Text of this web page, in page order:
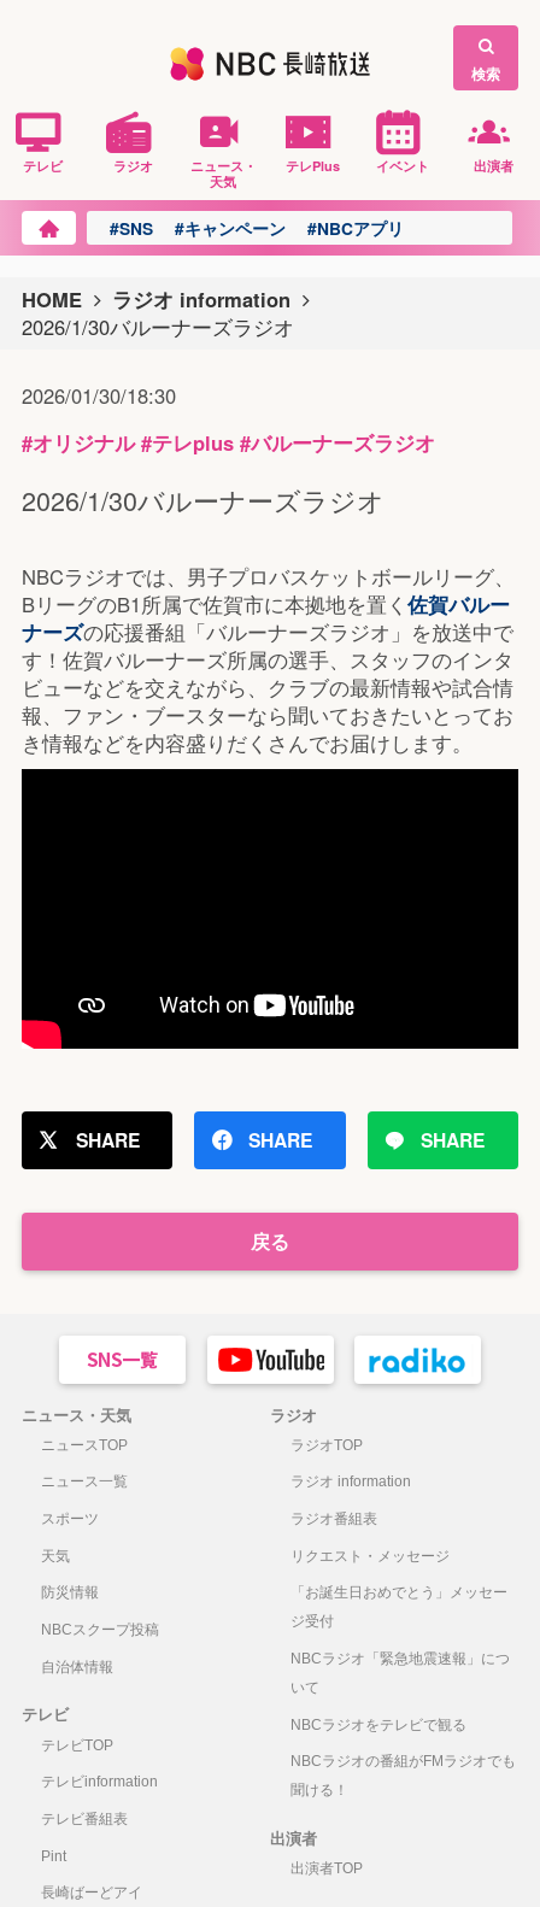
検索
テレビ ラジオ
ニュース・
天気
テレPlus イベント 出演者
#SNS #キャンペーン #NBCアプリ
HOME
ラジオ information
2026/1/30バルーナーズラジオ
2026/01/30/18:30
#オリジナル #テレplus #バルーナーズラジオ
2026/1/30バルーナーズラジオ
NBCラジオでは、男子プロバスケットボールリーグ、
BリーグのB1所属で佐賀市に本拠地を置く 佐賀バルー
ナーズの応援番組「バルーナーズラジオ」を放送中で
す！佐賀バルーナーズ所属の選手、スタッフのインタ
ビューなどを交えながら、クラブの最新情報や試合情
報、ファン・ブースターなら聞いておきたいとってお
き情報などを内容盛りだくさんでお届けします。
SHARE SHARE SHARE
戻る
ニュース・天気
ニュースTOP
ニュース一覧
スポーツ
天気
防災情報
NBCスクープ投稿
自治体情報
テレビ
テレビTOP
テレビinformation
テレビ番組表
Pint
長崎ばーどアイ
ラジオ
ラジオTOP
ラジオ information
ラジオ番組表
リクエスト・メッセージ
「お誕生日おめでとう」メッセー
ジ受付
NBCラジオ「緊急地震速報」につ
いて
NBCラジオをテレビで観る
NBCラジオの番組がFMラジオでも
聞ける！
出演者
出演者TOP